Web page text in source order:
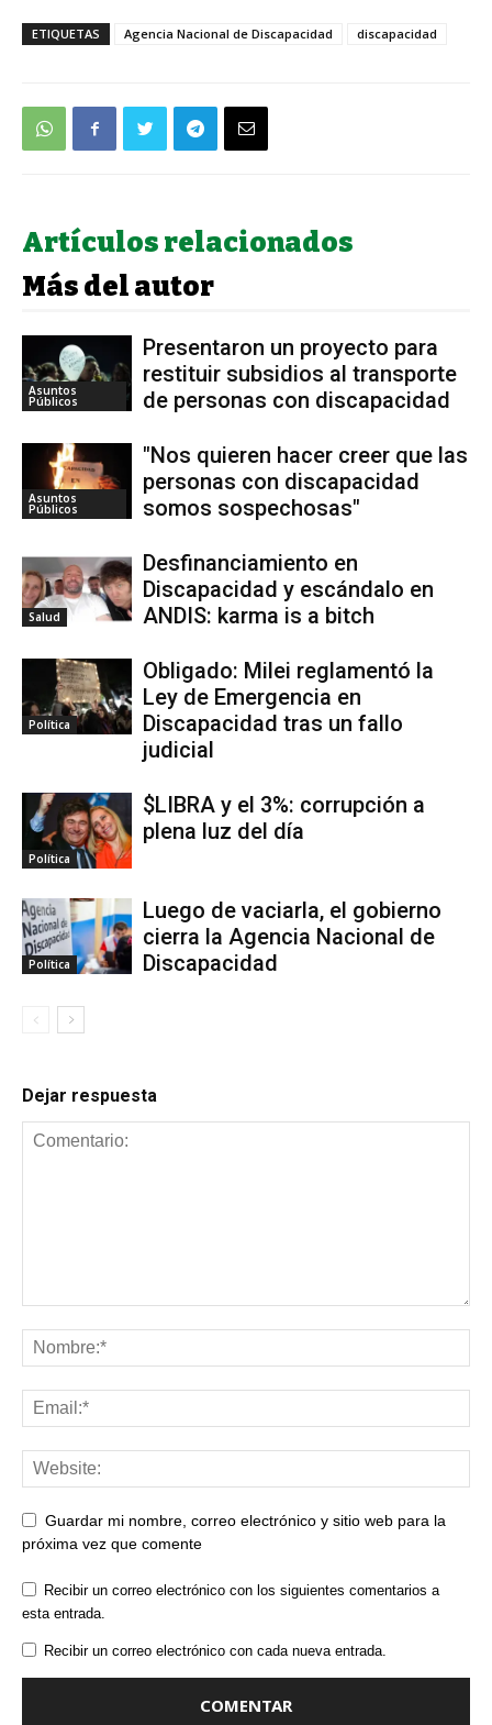
ETIQUETAS Agencia Nacional de Discapacidad discapacidad
Artículos relacionados
Más del autor
Asuntos
Públicos
Presentaron un proyecto para
restituir subsidios al transporte
de personas con discapacidad
Asuntos
Públicos
"Nos quieren hacer creer que las
personas con discapacidad
somos sospechosas"
Salud
Desfinanciamiento en
Discapacidad y escándalo en
ANDIS: karma is a bitch
Política
Obligado: Milei reglamentó la
Ley de Emergencia en
Discapacidad tras un fallo
judicial
Política
$LIBRA y el 3%: corrupción a
plena luz del día
Política
Luego de vaciarla, el gobierno
cierra la Agencia Nacional de
Discapacidad
Dejar respuesta
Guardar mi nombre, correo electrónico y sitio web para la
próxima vez que comente
Recibir un correo electrónico con los siguientes comentarios a
esta entrada.
Recibir un correo electrónico con cada nueva entrada.